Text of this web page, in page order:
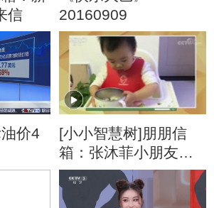
信
20160909
价4
[小小智慧树]朋朋信
箱：张沐菲小朋友的
来信